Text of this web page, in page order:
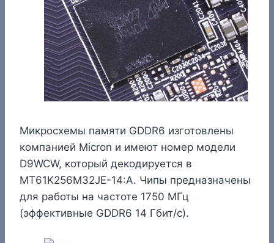
Микросхемы памяти GDDR6 изготовлены
компанией Micron и имеют номер модели
D9WCW, который декодируется в
MT61K256M32JE-14:A. Чипы предназначены
для работы на частоте 1750 МГц
(эффективные GDDR6 14 Гбит/с).